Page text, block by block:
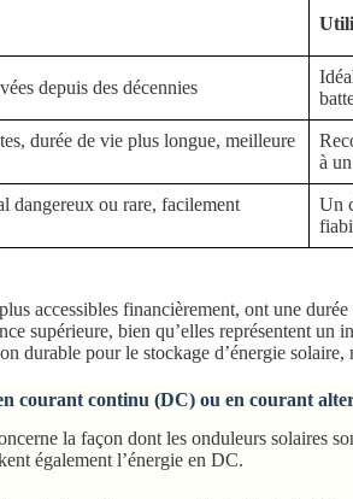
depuis des décennies
durée de vie plus longue, meilleure
à
dangereux ou rare, facilement
Un
accessibles financièrement, ont une
supérieure, bien qu’elles représentent
durable pour le stockage d’énergie
courant continu (DC) ou en courant
la façon dont les onduleurs solaires
également l’énergie en DC.